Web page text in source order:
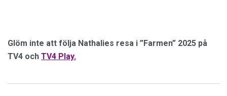
Glöm inte att följa Nathalies resa i ”Farmen” 2025 på
TV4 och TV4 Play.